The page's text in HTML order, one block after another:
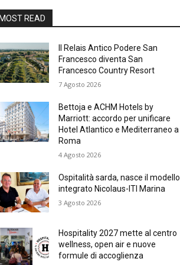
READ
Il Relais Antico Podere San
Francesco diventa San
Francesco Country Resort
7 Agosto 2026
Bettoja e ACHM Hotels by
Marriott: accordo per unificare
Hotel Atlantico e Mediterraneo a
Roma
4 Agosto 2026
Ospitalità sarda, nasce il modello
integrato Nicolaus-ITI Marina
3 Agosto 2026
Hospitality 2027 mette al centro
wellness, open air e nuove
formule di accoglienza